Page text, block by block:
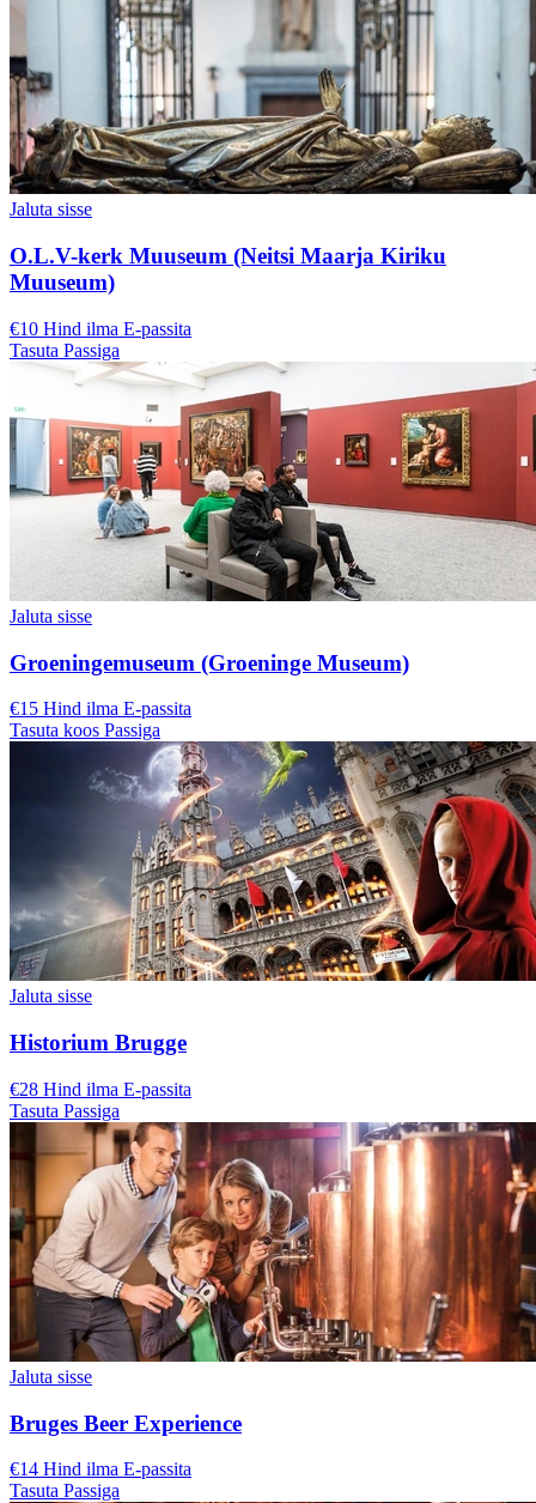
Jaluta sisse
O.L.V-kerk Muuseum (Neitsi Maarja Kiriku
Muuseum)
€10 Hind ilma E-passita
Tasuta Passiga
Jaluta sisse
Groeningemuseum (Groeninge Museum)
€15 Hind ilma E-passita
Tasuta koos Passiga
Jaluta sisse
Historium Brugge
€28 Hind ilma E-passita
Tasuta Passiga
Jaluta sisse
Bruges Beer Experience
€14 Hind ilma E-passita
Tasuta Passiga